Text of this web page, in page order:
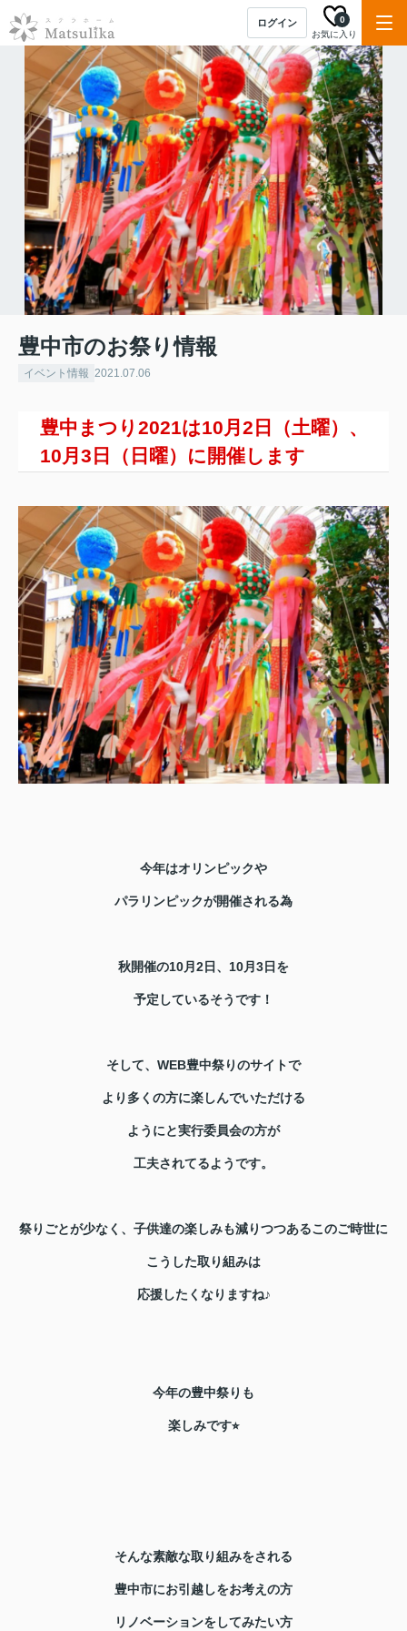
ログイン
お気に入り
0
豊中市のお祭り情報
イベント情報 2021.07.06
豊中まつり2021は10月2日（土曜）、
10月3日（日曜）に開催します
今年はオリンピックや
パラリンピックが開催される為
秋開催の10月2日、10月3日を
予定しているそうです！
そして、WEB豊中祭りのサイトで
より多くの方に楽しんでいただける
ようにと実行委員会の方が
工夫されてるようです。
祭りごとが少なく、子供達の楽しみも減りつつあるこのご時世に
こうした取り組みは
応援したくなりますね♪
今年の豊中祭りも
楽しみです⭐︎
そんな素敵な取り組みをされる
豊中市にお引越しをお考えの方
リノベーションをしてみたい方